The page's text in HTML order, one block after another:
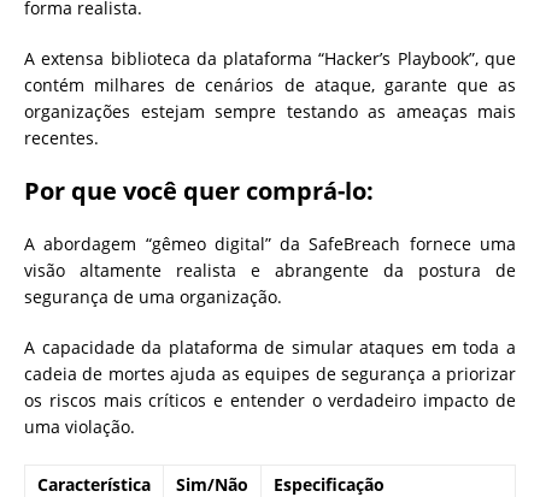
forma realista.
A extensa biblioteca da plataforma “Hacker’s Playbook”, que
contém milhares de cenários de ataque, garante que as
organizações estejam sempre testando as ameaças mais
recentes.
Por que você quer comprá-lo:
A abordagem “gêmeo digital” da SafeBreach fornece uma
visão altamente realista e abrangente da postura de
segurança de uma organização.
A capacidade da plataforma de simular ataques em toda a
cadeia de mortes ajuda as equipes de segurança a priorizar
os riscos mais críticos e entender o verdadeiro impacto de
uma violação.
Característica Sim/Não Especificação